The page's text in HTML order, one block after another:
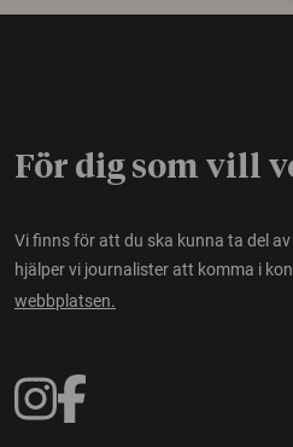
För dig som vill
Vi finns för att du ska kunna ta del
hjälper vi journalister att komma i
webbplatsen.